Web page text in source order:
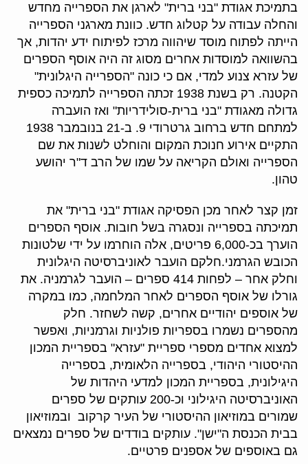
בתמיכת אגודת "בני ברית" לארגן את הספרייה מחדש
והחלה עבודה על קטלוג חדש. כוונת מארגני הספרייה
הייתה לפתוח מוסד שיהווה מרכז לפיתוח ידע יהדות, אך
בהשוואה למוסדות אחרים מסוג זה היה אוסף הספרים
של עזרא צנוע למדי, אם כי כונה "הספרייה היגלונית"
הקטנה. רק בשנת 1938 זכתה הספרייה לתמיכה כספית
גדולה מאגודת "בני ברית-סולידריות" ואז הועברה
למתחם חדש ברחוב גרטרודי 9. ב-21 בנובמבר 1938
התקיים אירוע חנוכת המקום והוחלט לשנות את שם
הספרייה ואולם הקריאה על שמו של הרב ד"ר יהושע
טהון.
זמן קצר לאחר מכן הפסיקה אגודת "בני ברית" את
תמיכתה בספרייה ונסגרה בשל חובות. אוסף הספרים
הוערך בכ-6,000 פריטים, אלה הוחרמו על ידי שלטונות
הכובש הגרמני.חלקם הועבר לאוניברסיטה היגלונית
וחלק אחר – לפחות 414 ספרים – הועבר לגרמניה. את
גורלו של אוסף הספרים לאחר המלחמה, כמו במקרה
של אוספים יהודיים אחרים, קשה לשחזר. חלק
מהספרים נשמרו בספריות פולניות וגרמניות, ואפשר
למצוא אחדים מספרי ספריית "עזרא" בספריית המכון
ההיסטורי היהודי, בספרייה הלאומית, בספרייה
היגילונית, בספריית המכון למדעי היהדות של
האוניברסיטה היגילוני וכ-200 עותקים של ספרים
שמורים במוזיאון ההיסטורי של העיר קרקוב ובמוזיאון
בבית הכנסת ה"ישן". עותקים בודדים של ספרים נמצאים
גם באוספים של אספנים פרטיים.